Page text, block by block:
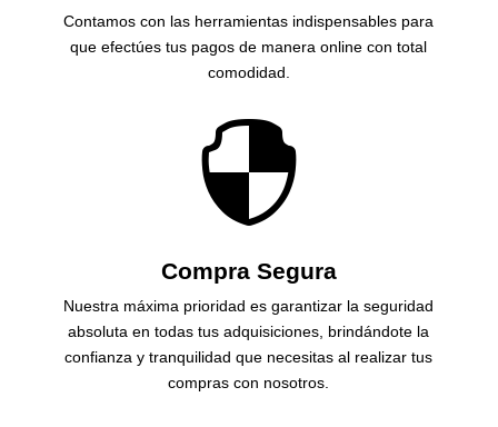
Contamos con las herramientas indispensables para
que efectúes tus pagos de manera online con total
comodidad.

Compra Segura
Nuestra máxima prioridad es garantizar la seguridad
absoluta en todas tus adquisiciones, brindándote la
confianza y tranquilidad que necesitas al realizar tus
compras con nosotros.